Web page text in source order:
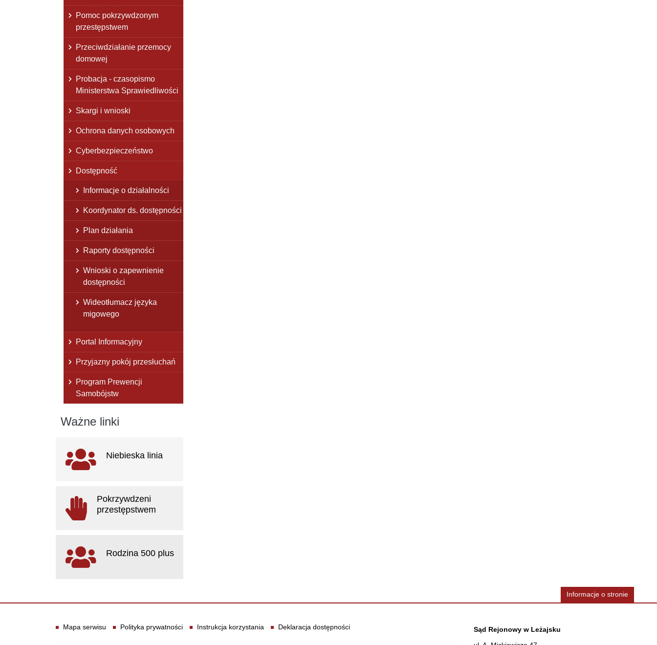
Pomoc pokrzywdzonym
przestępstwem
Przeciwdziałanie przemocy
domowej
Probacja - czasopismo
Ministerstwa Sprawiedliwości
Skargi i wnioski
Ochrona danych osobowych
Cyberbezpieczeństwo
Dostępność
Informacje o działalności
Koordynator ds. dostępności
Plan działania
Raporty dostępności
Wnioski o zapewnienie
dostępności
Wideotłumacz języka
migowego
Portal Informacyjny
Przyjazny pokój przesłuchań
Program Prewencji
Samobójstw
Ważne linki
Ważne linki
Niebieska linia
Pokrzywdzeni
przestępstwem
Rodzina 500 plus
Informacje o stronie
Informacje
Mapa serwisu Polityka prywatności Instrukcja korzystania Deklaracja dostępności Dane teleadresowe
Sąd Rejonowy w Leżajsku